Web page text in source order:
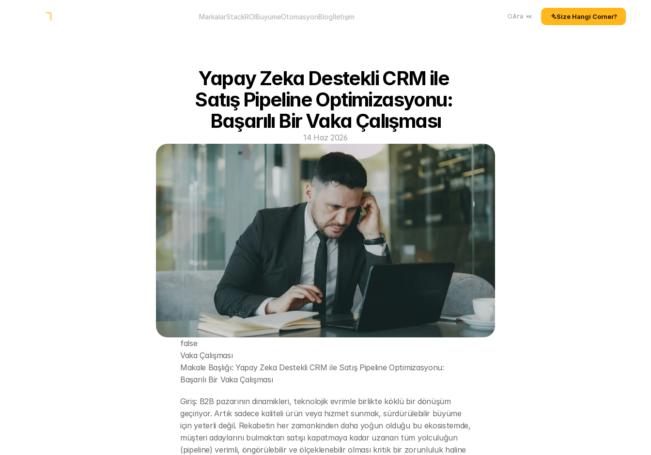
MarkalarStackROIBüyümeOtomasyonBlogİletişim Ara ⌘K Size Hangi Corner?
Yapay Zeka Destekli CRM ile
Satış Pipeline Optimizasyonu:
Başarılı Bir Vaka Çalışması
14 Haz 2026
false
Vaka Çalışması
Makale Başlığı: Yapay Zeka Destekli CRM ile Satış Pipeline Optimizasyonu:
Başarılı Bir Vaka Çalışması
Giriş: B2B pazarının dinamikleri, teknolojik evrimle birlikte köklü bir dönüşüm
geçiriyor. Artık sadece kaliteli ürün veya hizmet sunmak, sürdürülebilir büyüme
için yeterli değil. Rekabetin her zamankinden daha yoğun olduğu bu ekosistemde,
müşteri adaylarını bulmaktan satışı kapatmaya kadar uzanan tüm yolculuğun
(pipeline) verimli, öngörülebilir ve ölçeklenebilir olması kritik bir zorunluluk haline